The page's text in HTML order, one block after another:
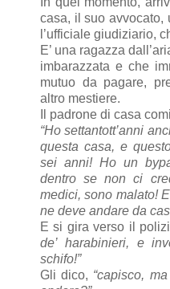
casa, il suo avvocato,
l’ufficiale giudiziario,
E’ una ragazza
imbarazzata e che
mutuo da pagare,
altro mestiere.
Il padrone di casa
“Ho settantott’anni
questa casa, e
sei anni! Ho un
dentro se non ci
medici, sono malato!
ne deve andare da
E si gira verso il
de’ harabinieri, e
schifo!”
Gli dico, “capisco,